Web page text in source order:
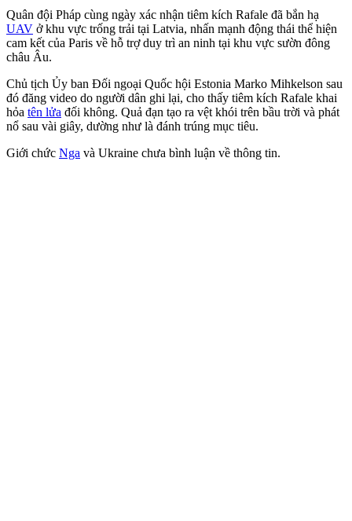
Quân đội Pháp cùng ngày xác nhận tiêm kích Rafale đã bắn hạ
UAV ở khu vực trống trải tại Latvia, nhấn mạnh động thái thể hiện
cam kết của Paris về hỗ trợ duy trì an ninh tại khu vực sườn đông
châu Âu.
Chủ tịch Ủy ban Đối ngoại Quốc hội Estonia Marko Mihkelson sau
đó đăng video do người dân ghi lại, cho thấy tiêm kích Rafale khai
hỏa tên lửa đối không. Quả đạn tạo ra vệt khói trên bầu trời và phát
nổ sau vài giây, dường như là đánh trúng mục tiêu.
Giới chức Nga và Ukraine chưa bình luận về thông tin.